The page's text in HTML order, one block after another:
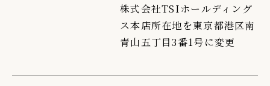
株式会社TSIホールディング
ス本店所在地を東京都港区南
青山五丁目3番1号に変更